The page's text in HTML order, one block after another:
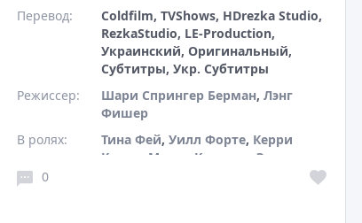
Перевод:
Coldfilm, TVShows, HDrezka Studio,
RezkaStudio, LE-Production,
Украинский, Оригинальный,
Субтитры, Укр. Субтитры
Режиссер:
Шари Спрингер Берман, Лэнг
Фишер
В ролях:
Тина Фей, Уилл Форте, Керри
Кенни
Марко Калвани
Эрика
0